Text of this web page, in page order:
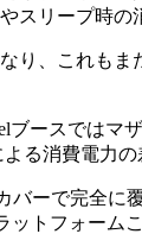
スリープ時の
、これもま
ースではマ
る消費電力の
ーで完全に
トフォーム